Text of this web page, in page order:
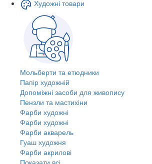
Художні товари
Мольберти та етюдники
Папір художній
Допоміжні засоби для живопису
Пензли та мастихіни
Фарби художні
Фарби художні
Фарби акварель
Гуаш художня
Фарби акрилові
Показати всі